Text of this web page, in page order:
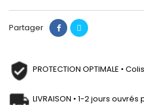
Partager
PROTECTION OPTIMALE •
LIVRAISON • 1-2 jours